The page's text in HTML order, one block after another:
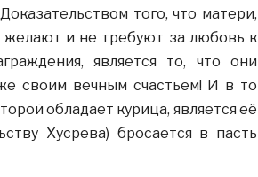
того, что матери,
желают и не требуют за любовь к
является то, что они
своим вечным счастьем! И в то
обладает курица, является её
Хусрева) бросается в пасть